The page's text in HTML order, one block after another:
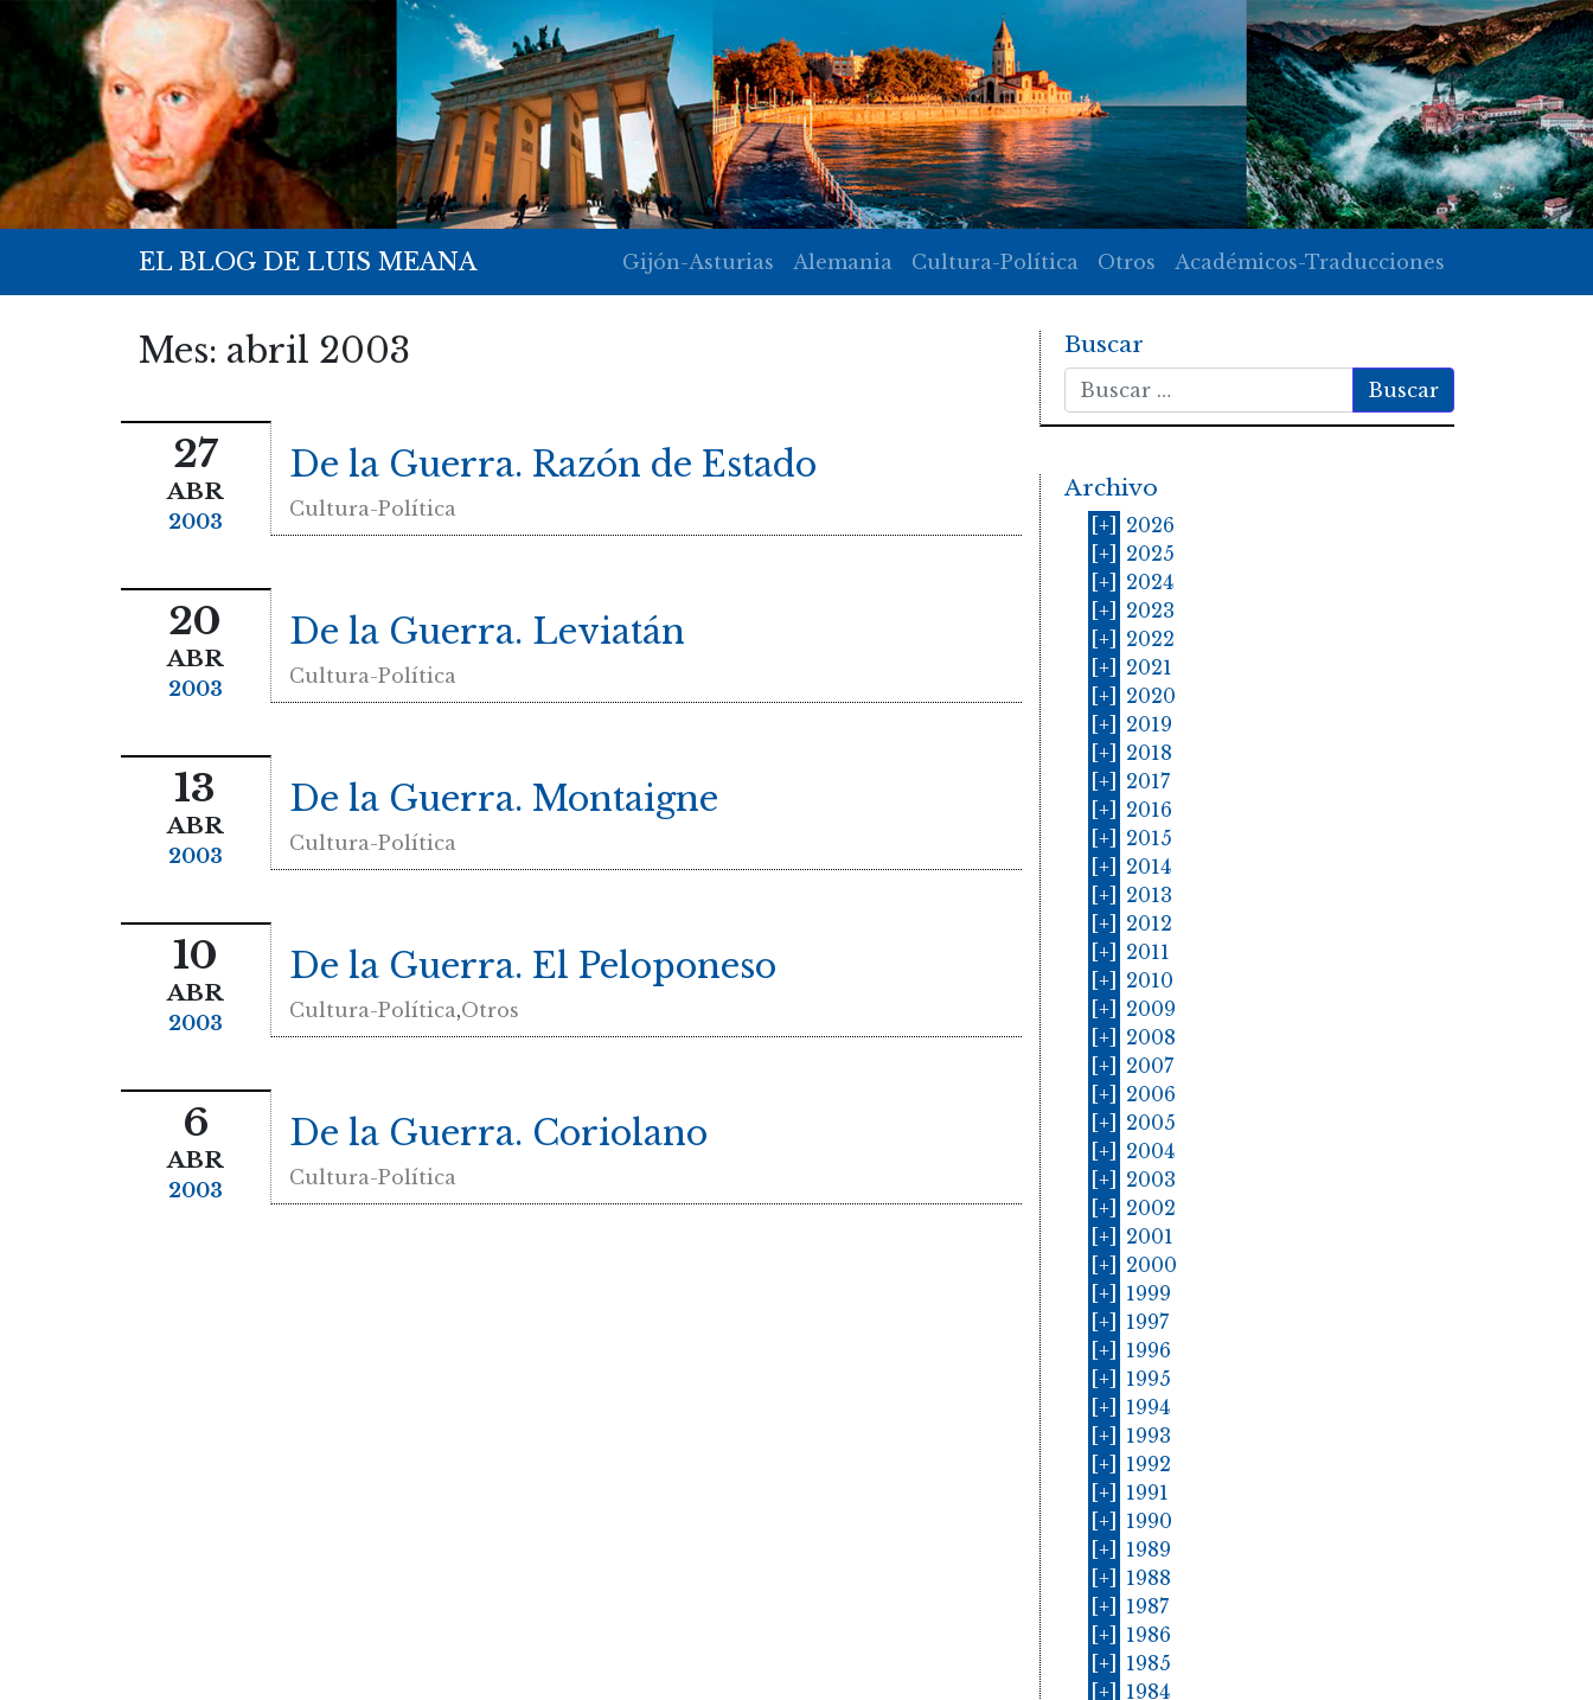
EL BLOG DE LUIS MEANA Gijón-Asturias Alemania Cultura-Política Otros Académicos-Traducciones
Mes: abril 2003
27
ABR
2003
De la Guerra. Razón de Estado
Cultura-Política
20
ABR
2003
De la Guerra. Leviatán
Cultura-Política
13
ABR
2003
De la Guerra. Montaigne
Cultura-Política
10
ABR
2003
De la Guerra. El Peloponeso
Cultura-Política,Otros
6
ABR
2003
De la Guerra. Coriolano
Cultura-Política
Buscar
Buscar
Archivo
[+] 2026
[+] 2025
[+] 2024
[+] 2023
[+] 2022
[+] 2021
[+] 2020
[+] 2019
[+] 2018
[+] 2017
[+] 2016
[+] 2015
[+] 2014
[+] 2013
[+] 2012
[+] 2011
[+] 2010
[+] 2009
[+] 2008
[+] 2007
[+] 2006
[+] 2005
[+] 2004
[+] 2003
[+] 2002
[+] 2001
[+] 2000
[+] 1999
[+] 1997
[+] 1996
[+] 1995
[+] 1994
[+] 1993
[+] 1992
[+] 1991
[+] 1990
[+] 1989
[+] 1988
[+] 1987
[+] 1986
[+] 1985
[+] 1984